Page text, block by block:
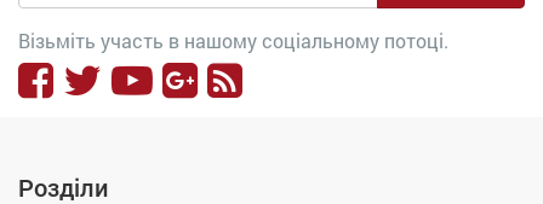
Візьміть участь в нашому соціальному потоці.
Розділи